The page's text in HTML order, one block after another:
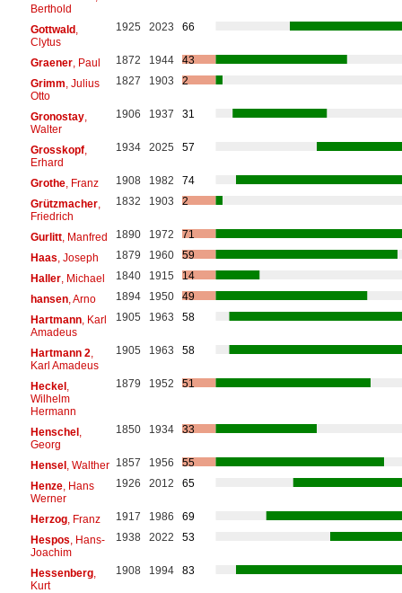
Berthold
Gottwald,
Clytus
1925 2023 66
Graener, Paul 1872 1944
43
Grimm , Julius
Otto
1827 1903 2
Gronostay,
Walter
1906 1937 31
Grosskopf,
Erhard
1934 2025 57
Grothe, Franz 1908 1982
74
Grützmacher,
Friedrich
1832 1903 2
Gurlitt, Manfred 1890 1972
71
Haas , Joseph 1879 1960
59
Haller, Michael 1840 1915
14
hansen, Arno 1894 1950
49
Hartmann, Karl
Amadeus
1905 1963 58
Hartmann 2
Karl Amadeus
1905 1963 58
Heckel,
Wilhelm
Hermann
1879 1952 51
Henschel,
Georg
1850 1934 33
Hensel, Walther 1857 1956
55
Henze, Hans
Werner
1926 2012 65
Herzog, Franz 1917 1986
69
Hespos , Hans-
Joachim
1938 2022 53
Hessenberg,
Kurt
1908 1994 83